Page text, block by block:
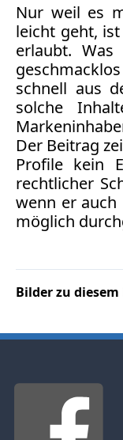
Nur weil es
leicht geht,
erlaubt.
schnell aus
solche
Der Beitrag
Profile kein
rechtlicher
wenn er
möglich
Bilder zu
print & online